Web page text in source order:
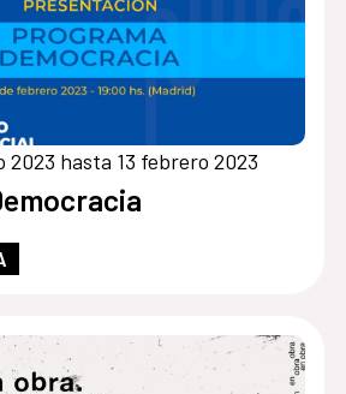
2023 hasta 13 febrero 2023